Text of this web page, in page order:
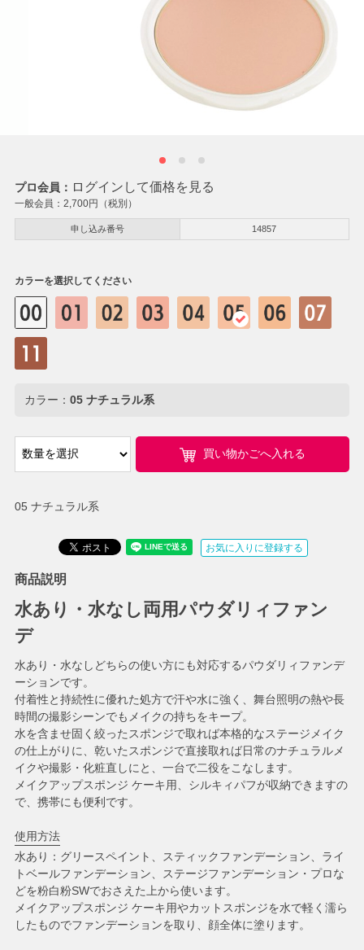
プロ会員： ログインして価格を見る
一般会員： 2,700円（税別）
申し込み番号 14857
05 ナチュラル系
カラーを選択してください
カラー： 05 ナチュラル系
買い物かごへ入れる
お気に入りに登録する
商品説明
水あり・水なし両用パウダリィファン
デ
水あり・水なしどちらの使い方にも対応するパウダリィファンデ
ーションです。
付着性と持続性に優れた処方で汗や水に強く、舞台照明の熱や長
時間の撮影シーンでもメイクの持ちをキープ。
水を含ませ固く絞ったスポンジで取れば本格的なステージメイク
の仕上がりに、乾いたスポンジで直接取れば日常のナチュラルメ
イクや撮影・化粧直しにと、一台で二役をこなします。
メイクアップスポンジ ケーキ用、シルキィパフが収納できますの
で、携帯にも便利です。
使用方法
水あり：グリースペイント、スティックファンデーション、ライ
トベールファンデーション、ステージファンデーション・プロな
どを粉白粉SWでおさえた上から使います。
メイクアップスポンジ ケーキ用やカットスポンジを水で軽く濡ら
したものでファンデーションを取り、顔全体に塗ります。